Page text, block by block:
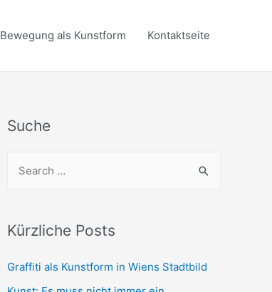
Bewegung als Kunstform Kontaktseite
Suche
r
h
Kürzliche Posts
Graffiti als Kunstform in Wiens Stadtbild